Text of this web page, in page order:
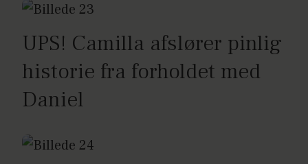
UPS! Camilla afslører pinlig
historie fra forholdet med
Daniel